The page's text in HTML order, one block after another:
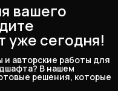
вашего
уже сегодня!
авторские работы для
В нашем
решения, которые